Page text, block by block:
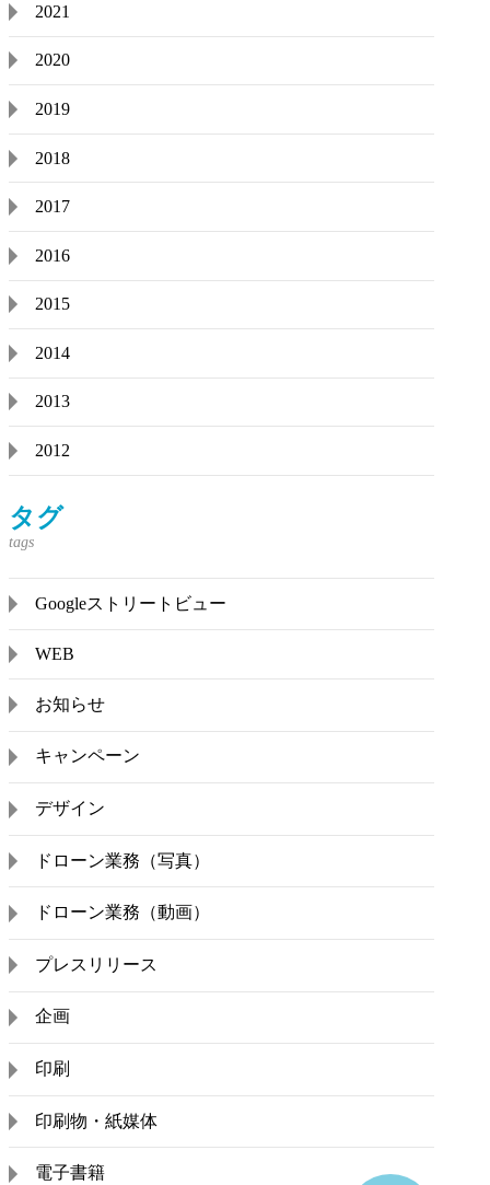
2021
2020
2019
2018
2017
2016
2015
2014
2013
2012
タグ
Googleストリートビュー
WEB
お知らせ
キャンペーン
デザイン
ドローン業務（写真）
ドローン業務（動画）
プレスリリース
企画
印刷
印刷物・紙媒体
電子書籍